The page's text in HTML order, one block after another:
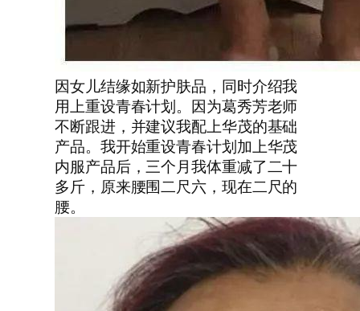
因女儿结缘如新护肤品，同时介绍我
用上重设青春计划。因为葛秀芳老师
不断跟进，并建议我配上华茂的基础
产品。我开始重设青春计划加上华茂
内服产品后，三个月我体重减了二十
多斤，原来腰围二尺六，现在二尺的
腰。